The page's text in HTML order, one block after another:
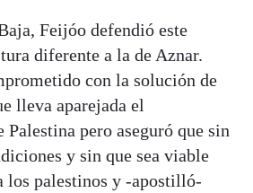
Feijóo defendió este
diferente a la de Aznar.
con la solución de
lleva aparejada el
pero aseguró que sin
y sin que sea viable
los palestinos y -apostilló-